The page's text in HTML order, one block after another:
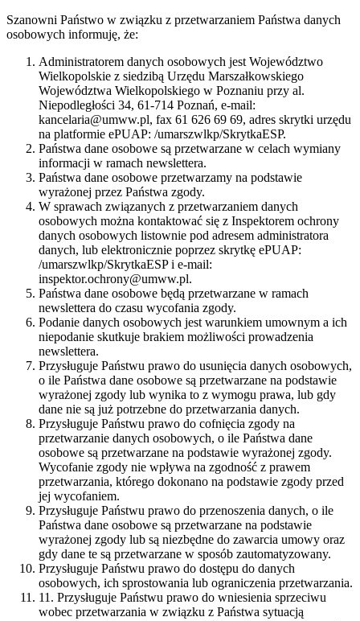
Szanowni Państwo w związku z przetwarzaniem Państwa danych
osobowych informuję, że:
Administratorem danych osobowych jest Województwo
Wielkopolskie z siedzibą Urzędu Marszałkowskiego
Województwa Wielkopolskiego w Poznaniu przy al.
Niepodległości 34, 61-714 Poznań, e-mail:
kancelaria@umww.pl, fax 61 626 69 69, adres skrytki urzędu
na platformie ePUAP: /umarszwlkp/SkrytkaESP.
Państwa dane osobowe są przetwarzane w celach wymiany
informacji w ramach newslettera.
Państwa dane osobowe przetwarzamy na podstawie
wyrażonej przez Państwa zgody.
W sprawach związanych z przetwarzaniem danych
osobowych można kontaktować się z Inspektorem ochrony
danych osobowych listownie pod adresem administratora
danych, lub elektronicznie poprzez skrytkę ePUAP:
/umarszwlkp/SkrytkaESP i e-mail:
inspektor.ochrony@umww.pl.
Państwa dane osobowe będą przetwarzane w ramach
newslettera do czasu wycofania zgody.
Podanie danych osobowych jest warunkiem umownym a ich
niepodanie skutkuje brakiem możliwości prowadzenia
newslettera.
Przysługuje Państwu prawo do usunięcia danych osobowych,
o ile Państwa dane osobowe są przetwarzane na podstawie
wyrażonej zgody lub wynika to z wymogu prawa, lub gdy
dane nie są już potrzebne do przetwarzania danych.
Przysługuje Państwu prawo do cofnięcia zgody na
przetwarzanie danych osobowych, o ile Państwa dane
osobowe są przetwarzane na podstawie wyrażonej zgody.
Wycofanie zgody nie wpływa na zgodność z prawem
przetwarzania, którego dokonano na podstawie zgody przed
jej wycofaniem.
Przysługuje Państwu prawo do przenoszenia danych, o ile
Państwa dane osobowe są przetwarzane na podstawie
wyrażonej zgody lub są niezbędne do zawarcia umowy oraz
gdy dane te są przetwarzane w sposób zautomatyzowany.
Przysługuje Państwu prawo do dostępu do danych
osobowych, ich sprostowania lub ograniczenia przetwarzania.
11. Przysługuje Państwu prawo do wniesienia sprzeciwu
wobec przetwarzania w związku z Państwa sytuacją